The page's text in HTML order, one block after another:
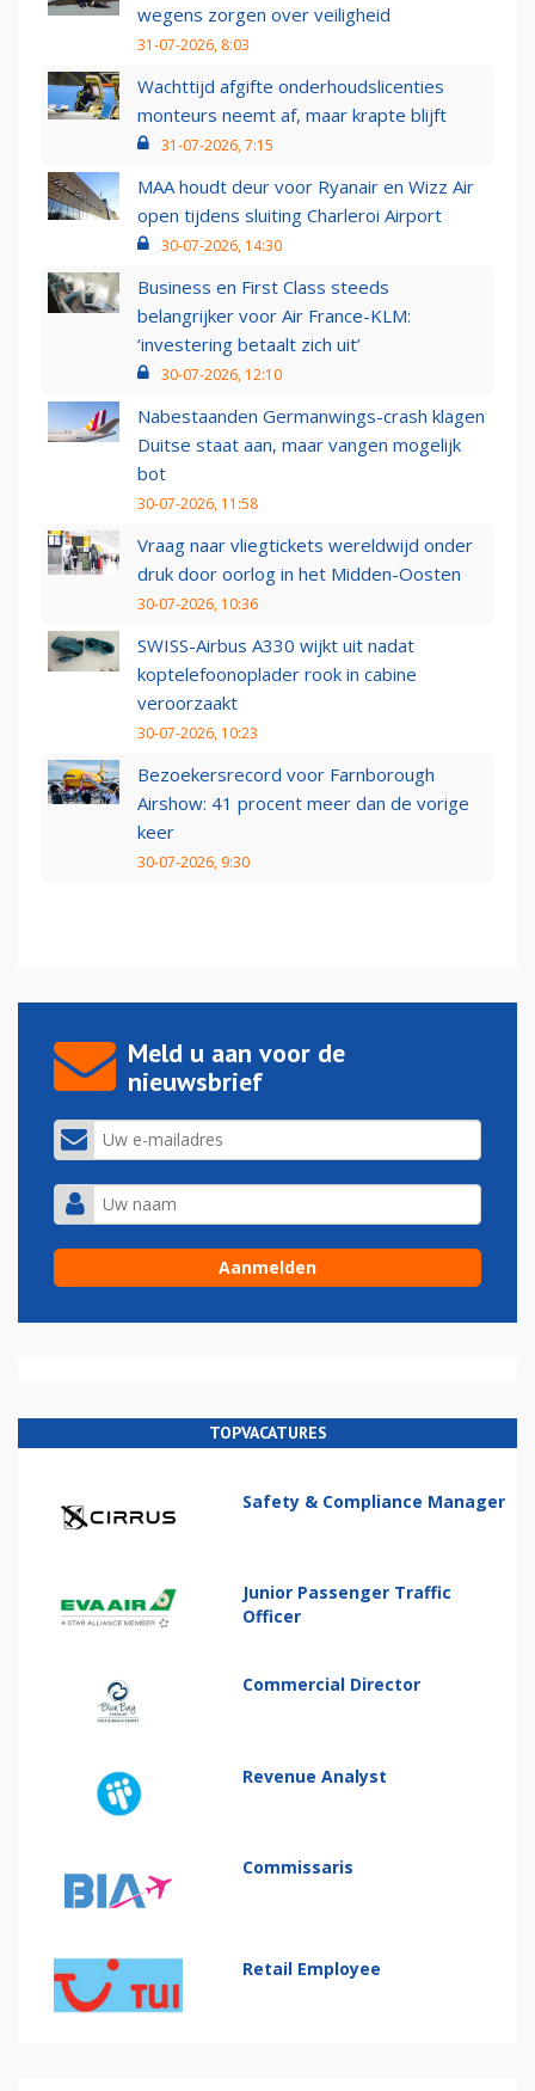
wegens zorgen over veiligheid
31-07-2026, 8:03
Wachttijd afgifte onderhoudslicenties
monteurs neemt af, maar krapte blijft
31-07-2026, 7:15
MAA houdt deur voor Ryanair en Wizz Air
open tijdens sluiting Charleroi Airport
30-07-2026, 14:30
Business en First Class steeds
belangrijker voor Air France-KLM:
‘investering betaalt zich uit’
30-07-2026, 12:10
Nabestaanden Germanwings-crash klagen
Duitse staat aan, maar vangen mogelijk
bot
30-07-2026, 11:58
Vraag naar vliegtickets wereldwijd onder
druk door oorlog in het Midden-Oosten
30-07-2026, 10:36
SWISS-Airbus A330 wijkt uit nadat
koptelefoonoplader rook in cabine
veroorzaakt
30-07-2026, 10:23
Bezoekersrecord voor Farnborough
Airshow: 41 procent meer dan de vorige
keer
30-07-2026, 9:30
Meld u aan voor de
nieuwsbrief
TOPVACATURES
Safety & Compliance Manager
Junior Passenger Traffic
Officer
Commercial Director
Revenue Analyst
Commissaris
Retail Employee